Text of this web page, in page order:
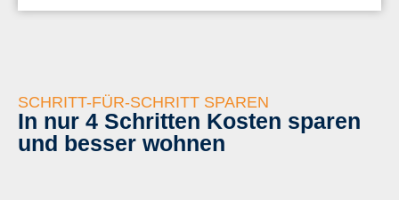
SCHRITT-FÜR-SCHRITT SPAREN
In nur 4 Schritten Kosten sparen
und besser wohnen